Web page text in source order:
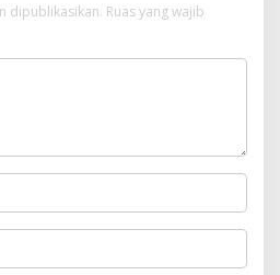
dipublikasikan. Ruas yang wajib